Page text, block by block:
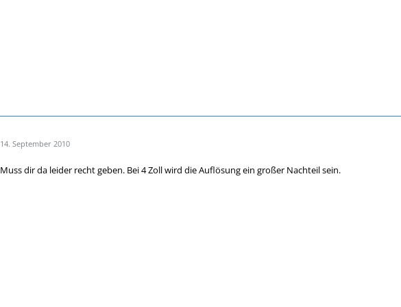
14. September 2010
Muss dir da leider recht geben. Bei 4 Zoll wird die Auflösung ein großer Nachteil sein.